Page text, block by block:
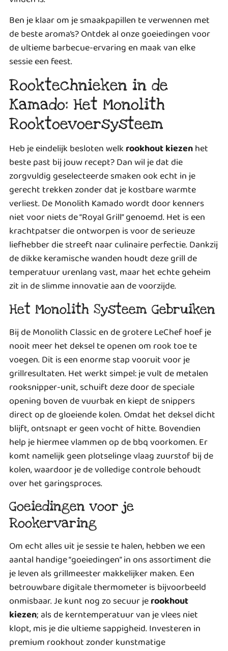
Ben je klaar om je smaakpapillen te verwennen met
de beste aroma’s? Ontdek al onzegoeiedingen voor
de ultieme barbecue-ervaring en maak van elke
sessie een feest.
Rooktechnieken in de
Kamado: Het Monolith
Rooktoevoersysteem
Heb je eindelijk besloten welk rookhout kiezenhet
beste past bij jouw recept? Dan wil je dat die
zorgvuldig geselecteerde smaken ook echt in je
gerecht trekken zonder dat je kostbare warmte
verliest. De Monolith Kamado wordt door kenners
niet voor niets de “Royal Grill” genoemd. Het is een
krachtpatser die ontworpen is voor de serieuze
liefhebber die streeft naar culinaire perfectie. Dankzij
de dikke keramische wanden houdt deze grill de
temperatuur urenlang vast, maar het echte geheim
zit in de slimme innovatie aan de voorzijde.
Het Monolith Systeem Gebruiken
Bij de Monolith Classic en de grotere LeChef hoef je
nooit meer het deksel te openen om rook toe te
voegen. Dit is een enorme stap vooruit voor je
grillresultaten. Het werkt simpel: je vult de metalen
rooksnipper-unit, schuift deze door de speciale
opening boven de vuurbak en kiept de snippers
direct op de gloeiende kolen. Omdat het deksel dicht
blijft, ontsnapt er geen vocht of hitte. Bovendien
help je hiermeevlammen op de bbqvoorkomen. Er
komt namelijk geen plotselinge vlaag zuurstof bij de
kolen, waardoor je de volledige controle behoudt
over het garingsproces.
Goeiedingen voor je
Rookervaring
Om echt alles uit je sessie te halen, hebben we een
aantal handige “goeiedingen” in ons assortiment die
je leven als grillmeester makkelijker maken. Een
betrouwbare digitale thermometer is bijvoorbeeld
onmisbaar. Je kunt nog zo secuur jerookhout
kiezen; als de kerntemperatuur van je vlees niet
klopt, mis je die ultieme sappigheid. Investeren in
premium rookhout zonder kunstmatige